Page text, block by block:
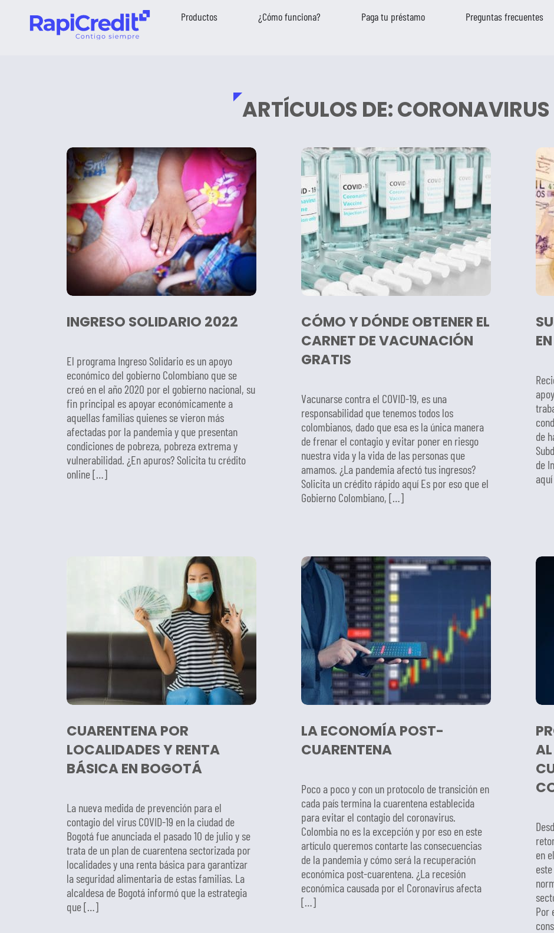
Productos ¿Cómo funciona? Paga tu préstamo Preguntas frecuentes
ARTÍCULOS DE: CORONAVIRUS
INGRESO SOLIDARIO 2022
El programa Ingreso Solidario es un apoyo
económico del gobierno Colombiano que se
creó en el año 2020 por el gobierno nacional, su
fin principal es apoyar económicamente a
aquellas familias quienes se vieron más
afectadas por la pandemia y que presentan
condiciones de pobreza, pobreza extrema y
vulnerabilidad. ¿En apuros? Solicita tu crédito
online […]
CÓMO Y DÓNDE OBTENER EL
CARNET DE VACUNACIÓN
GRATIS
Vacunarse contra el COVID-19, es una
responsabilidad que tenemos todos los
colombianos, dado que esa es la única manera
de frenar el contagio y evitar poner en riesgo
nuestra vida y la vida de las personas que
amamos. ¿La pandemia afectó tus ingresos?
Solicita un crédito rápido aquí Es por eso que el
Gobierno Colombiano, […]
de
de
CUARENTENA POR
LOCALIDADES Y RENTA
BÁSICA EN BOGOTÁ
La nueva medida de prevención para el
contagio del virus COVID-19 en la ciudad de
Bogotá fue anunciada el pasado 10 de julio y se
trata de un plan de cuarentena sectorizada por
localidades y una renta básica para garantizar
la seguridad alimentaria de estas familias. La
alcaldesa de Bogotá informó que la estrategia
que […]
LA ECONOMÍA POST-
CUARENTENA
Poco a poco y con un protocolo de transición en
cada país termina la cuarentena establecida
para evitar el contagio del coronavirus.
Colombia no es la excepción y por eso en este
artículo queremos contarte las consecuencias
de la pandemia y cómo será la recuperación
económica post-cuarentena. ¿La recesión
económica causada por el Coronavirus afecta
[…]
en
Por